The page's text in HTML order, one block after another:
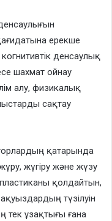
ерекше
денсаулық
шахмат ойнау
алу, физикалық
сақтау
қатарында
жүгіру және жүзу
қолдайтын,
түзілуін
тек ұзақтығы ғана